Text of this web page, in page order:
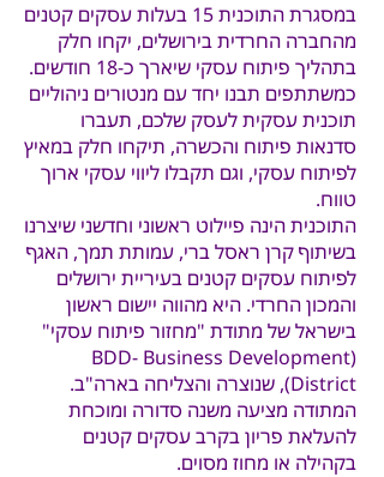
במסגרת התוכנית 15 בעלות עסקים קטנים
מהחברה החרדית בירושלים, יקחו חלק
בתהליך פיתוח עסקי שיארך כ-18 חודשים.
כמשתתפים תבנו יחד עם מנטורים ניהוליים
תוכנית עסקית לעסק שלכם, תעברו
סדנאות פיתוח והכשרה, תיקחו חלק במאיץ
לפיתוח עסקי, וגם תקבלו ליווי עסקי ארוך
טווח.
התוכנית הינה פיילוט ראשוני וחדשני שיצרנו
בשיתוף קרן ראסל ברי, עמותת תמך, האגף
לפיתוח עסקים קטנים בעיריית ירושלים
והמכון החרדי. היא מהווה יישום ראשון
בישראל של מתודת "מחזור פיתוח עסקי"
(BDD- Business Development
District), שנוצרה והצליחה בארה"ב.
המתודה מציעה משנה סדורה ומוכחת
להעלאת פריון בקרב עסקים קטנים
בקהילה או מחוז מסוים.